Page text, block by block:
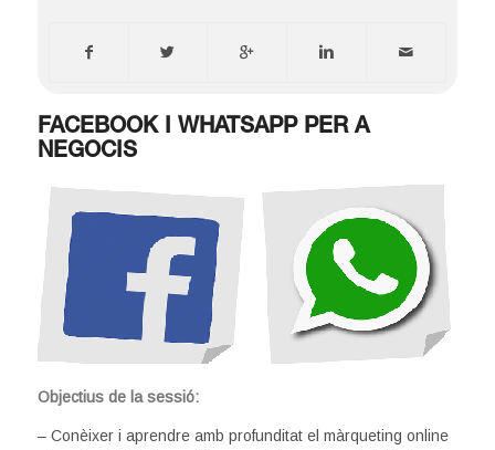
FACEBOOK I WHATSAPP PER A
NEGOCIS
Objectius de la sessió:
– Conèixer i aprendre amb profunditat el màrqueting online